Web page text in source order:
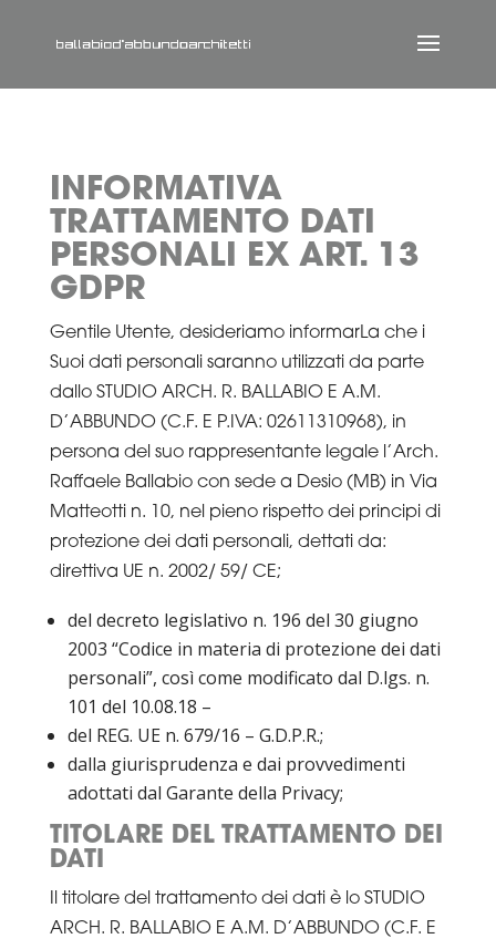
INFORMATIVA
TRATTAMENTO DATI
PERSONALI EX ART. 13
GDPR
Gentile Utente, desideriamo informarLa che i
Suoi dati personali saranno utilizzati da parte
dallo STUDIO ARCH. R. BALLABIO E A.M.
D’ABBUNDO (C.F. E P.IVA: 02611310968), in
persona del suo rappresentante legale l’Arch.
Raffaele Ballabio con sede a Desio (MB) in Via
Matteotti n. 10, nel pieno rispetto dei principi di
protezione dei dati personali, dettati da:
direttiva UE n. 2002/ 59/ CE;
del decreto legislativo n. 196 del 30 giugno
2003 “Codice in materia di protezione dei dati
personali”, così come modificato dal D.lgs. n.
101 del 10.08.18 –
del REG. UE n. 679/16 – G.D.P.R.;
dalla giurisprudenza e dai provvedimenti
adottati dal Garante della Privacy;
TITOLARE DEL TRATTAMENTO DEI
DATI
Il titolare del trattamento dei dati è lo STUDIO
ARCH. R. BALLABIO E A.M. D’ABBUNDO (C.F. E